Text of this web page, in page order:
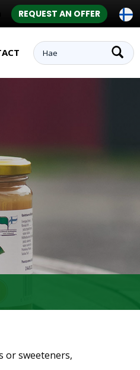
REQUEST AN OFFER
or sweeteners,